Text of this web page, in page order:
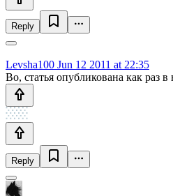
Reply
Levsha100 Jun 12 2011 at 22:35
Во, статья опубликована как раз
Reply